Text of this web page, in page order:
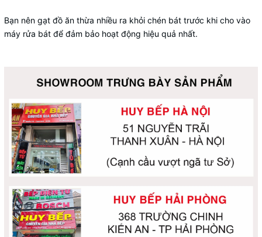
Bạn nên gạt đồ ăn thừa nhiều ra khỏi chén bát trước khi cho vào
máy rửa bát để đảm bảo hoạt động hiệu quả nhất.